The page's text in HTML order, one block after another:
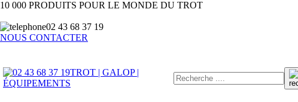
10 000 PRODUITS POUR LE MONDE DU TROT
02 43 68 37 19
NOUS CONTACTER
TROT | GALOP |
ÉQUIPEMENTS